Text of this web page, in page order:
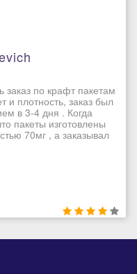
по крафт пакетам
и плотность, заказ был
в 3-4 дня . Когда
пакеты изготовлены
70мг , а заказывал